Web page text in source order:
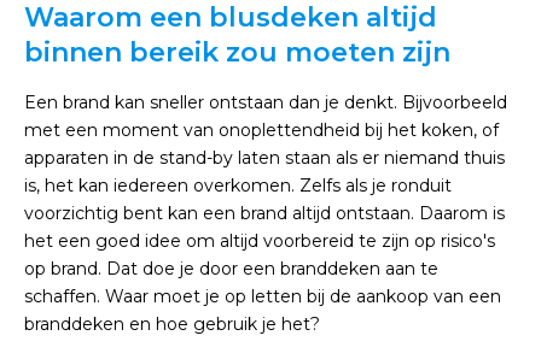
Waarom een blusdeken altijd
binnen bereik zou moeten zijn
Een brand kan sneller ontstaan dan je denkt. Bijvoorbeeld
met een moment van onoplettendheid bij het koken, of
apparaten in de stand-by laten staan als er niemand thuis
is, het kan iedereen overkomen. Zelfs als je ronduit
voorzichtig bent kan een brand altijd ontstaan. Daarom is
het een goed idee om altijd voorbereid te zijn op risico's
op brand. Dat doe je door een branddeken aan te
schaffen. Waar moet je op letten bij de aankoop van een
branddeken en hoe gebruik je het?